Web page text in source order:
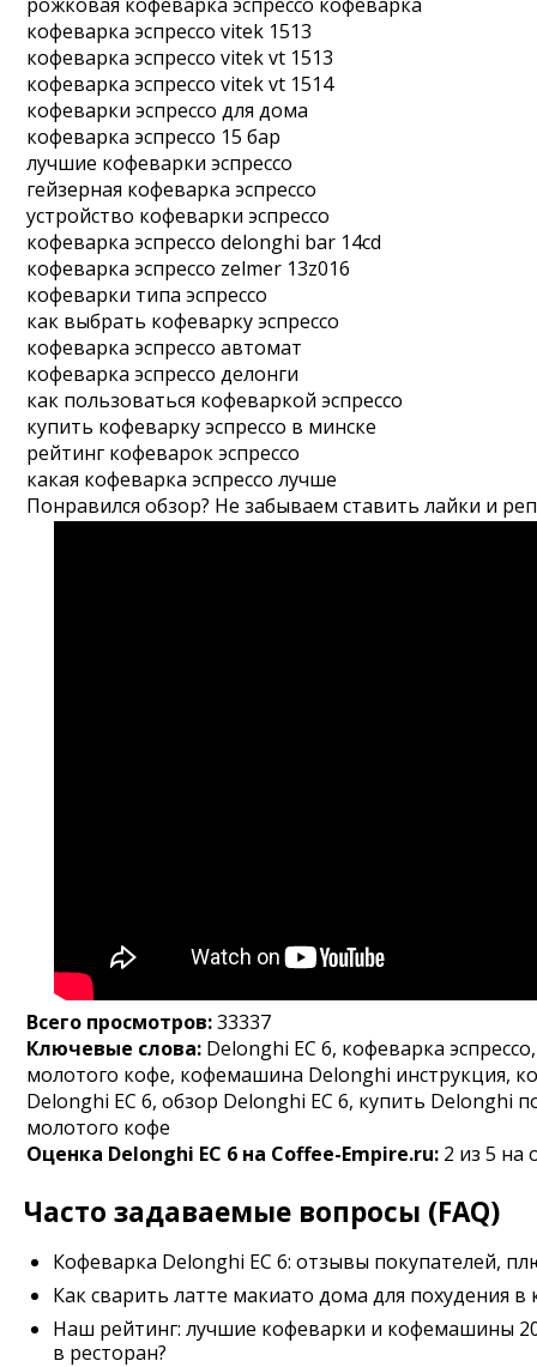
кофеварка эспрессо vitek 1513
кофеварка эспрессо vitek vt 1513
кофеварка эспрессо vitek vt 1514
кофеварки эспрессо для дома
кофеварка эспрессо 15 бар
лучшие кофеварки эспрессо
гейзерная кофеварка эспрессо
устройство кофеварки эспрессо
кофеварка эспрессо delonghi bar 14cd
кофеварка эспрессо zelmer 13z016
кофеварки типа эспрессо
как выбрать кофеварку эспрессо
кофеварка эспрессо автомат
кофеварка эспрессо делонги
как пользоваться кофеваркой эспрессо
купить кофеварку эспрессо в минске
рейтинг кофеварок эспрессо
какая кофеварка эспрессо лучше
Понравился обзор? Не забываем ставить лайки и
Всего просмотров:33337
Ключевые слова: Delonghi EC 6, кофеварка
молотого кофе, кофемашина Delonghi инструкция,
Delonghi EC 6, обзор Delonghi EC 6, купить Delonghi
молотого кофе
Оценка Delonghi EC 6 на Coffee-Empire.ru: 2 из 5 на
Часто задаваемые вопросы (FAQ)
Кофеварка Delonghi EC 6: отзывы покупателей,
Как сварить латте макиато дома для похудения в
Наш рейтинг: лучшие кофеварки и кофемашины
в ресторан?